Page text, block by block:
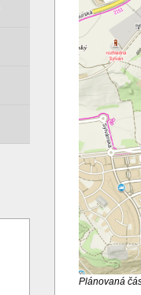
Plánovaná